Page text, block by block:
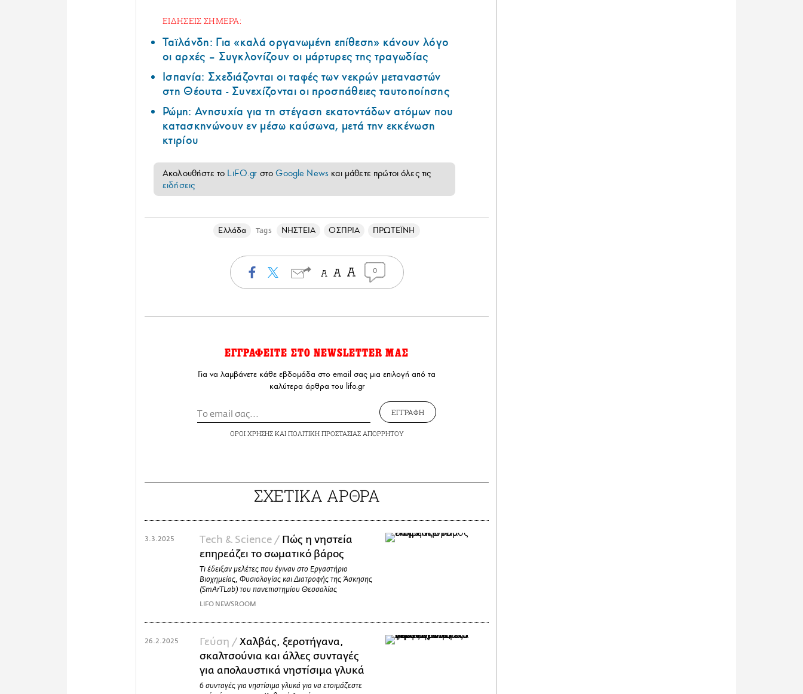
ΕΙΔΗΣΕΙΣ ΣΗΜΕΡΑ:
Ταϊλάνδη: Για «καλά οργανωμένη επίθεση» κάνουν λόγο
οι αρχές – Συγκλονίζουν οι μάρτυρες της τραγωδίας
Ισπανία: Σχεδιάζονται οι ταφές των νεκρών μεταναστών
στη Θέουτα - Συνεχίζονται οι προσπάθειες ταυτοποίησης
Ρώμη: Ανησυχία για τη στέγαση εκατοντάδων ατόμων που
κατασκηνώνουν εν μέσω καύσωνα, μετά την εκκένωση
κτιρίου
Ακολουθήστε το LiFO.gr στοGoogle News και μάθετε πρώτοι όλες τις
ειδήσεις
Ελλάδα Tags ΝΗΣΤΕΙΑ ΟΣΠΡΙΑ ΠΡΩΤΕΪΝΗ
0
ΕΓΓΡΑΦΕΙΤΕ ΣΤΟ NEWSLETTER ΜΑΣ
Για να λαμβάνετε κάθε εβδομάδα στο email σας μια επιλογή από τα
καλύτερα άρθρα του lifo.gr
ΕΓΓΡΑΦΗ
ΟΡΟΙ ΧΡΗΣΗΣΚΑΙ ΠΟΛΙΤΙΚΗ ΠΡΟΣΤΑΣΙΑΣ ΑΠΟΡΡΗΤΟΥ
ΣΧΕΤΙΚΑ ΑΡΘΡΑ
Τech & Science / Πώς η νηστεία
επηρεάζει το σωματικό βάρος
Τι έδειξαν μελέτες που έγιναν στο Εργαστήριο
Βιοχημείας, Φυσιολογίας και Διατροφής της Άσκησης
(SmArTLab) του πανεπιστημίου Θεσσαλίας
LIFO NEWSROOM
3.3.2025
Γεύση / Χαλβάς, ξεροτήγανα,
σκαλτσούνια και άλλες συνταγές
για απολαυστικά νηστίσιμα γλυκά
6 συνταγές για νηστίσιμα γλυκά για να ετοιμάζεστε
26.2.2025